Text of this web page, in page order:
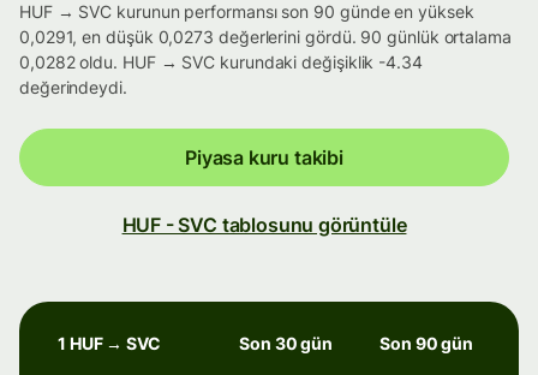
HUF → SVC kurunun performansı son 90 günde en yüksek
0,0291, en düşük 0,0273 değerlerini gördü. 90 günlük ortalama
0,0282 oldu. HUF → SVC kurundaki değişiklik -4.34
değerindeydi.
Piyasa kuru takibi
HUF - SVC tablosunu görüntüle
1 HUF → SVC Son 30 gün Son 90 gün